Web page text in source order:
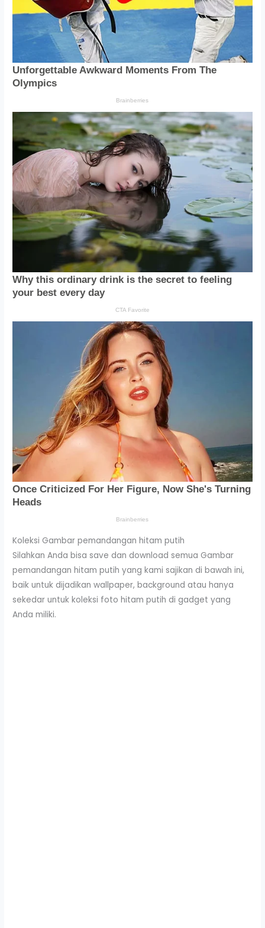
Koleksi Gambar pemandangan hitam putih
Silahkan Anda bisa save dan download semua Gambar
pemandangan hitam putih yang kami sajikan di bawah ini,
baik untuk dijadikan wallpaper, background atau hanya
sekedar untuk koleksi foto hitam putih di gadget yang
Anda miliki.